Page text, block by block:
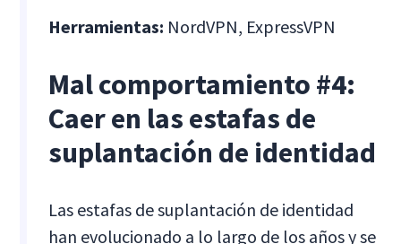
Herramientas: NordVPN, ExpressVPN
Mal comportamiento #4:
Caer en las estafas de
suplantación de identidad
Las estafas de suplantación de identidad
han evolucionado a lo largo de los años y se